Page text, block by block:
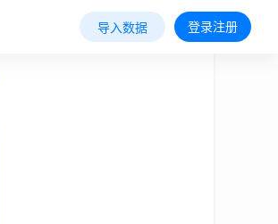
导入数据 登录注册